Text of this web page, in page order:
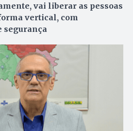
vai liberar as pessoas
vertical, com
segurança